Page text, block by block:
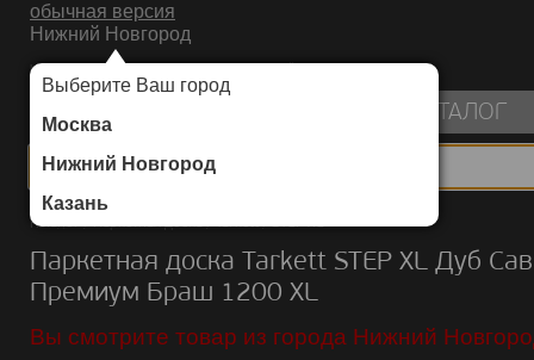
обычная версия
Нижний Новгород
Выберите Ваш город
Москва
Нижний Новгород
Казань
ИНТЕРНЕТ-МАГАЗИН НАПОЛЬНЫХ ПОКРЫТИЙ
КАТАЛОГ
Каталог/Паркетная доска/Tarkett/STEP XL
Паркетная доска Tarkett STEP XL Дуб
Премиум Браш 1200 ХL
Вы смотрите товар из города Нижний